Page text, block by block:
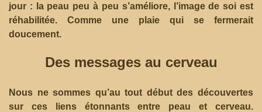
jour : la peau peu à peu s’améliore, l’image de soi est
réhabilitée. Comme une plaie qui se fermerait
doucement.
Des messages au cerveau
Nous ne sommes qu’au tout début des découvertes
sur ces liens étonnants entre peau et cerveau.